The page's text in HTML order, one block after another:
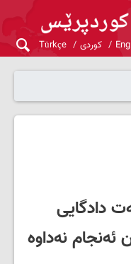
کوردی Türkçe
دادگایی
ئەنجام نەداوە